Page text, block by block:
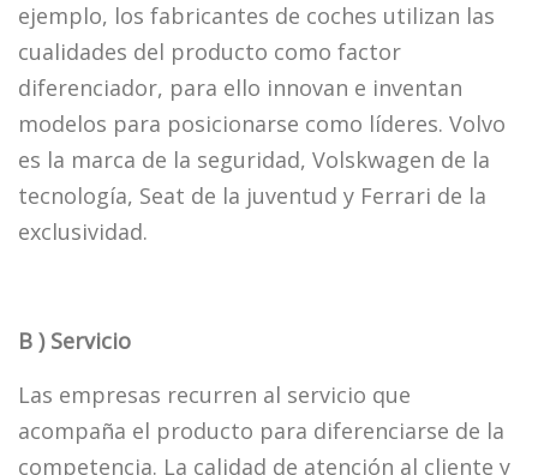
ejemplo, los fabricantes de coches utilizan las
cualidades del producto como factor
diferenciador, para ello innovan e inventan
modelos para posicionarse como líderes. Volvo
es la marca de la seguridad, Volskwagen de la
tecnología, Seat de la juventud y Ferrari de la
exclusividad.
B ) Servicio
Las empresas recurren al servicio que
acompaña el producto para diferenciarse de la
competencia. La calidad de atención al cliente y